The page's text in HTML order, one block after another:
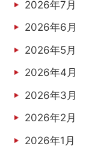
2026年7月
2026年6月
2026年5月
2026年4月
2026年3月
2026年2月
2026年1月